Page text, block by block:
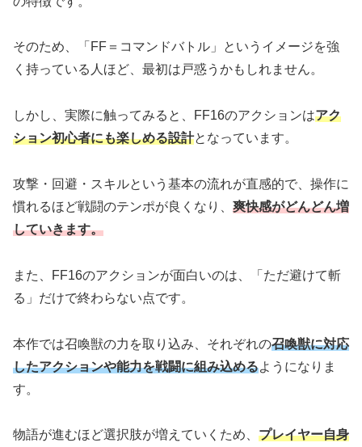
そのため、「FF＝コマンドバトル」というイメージを強
く持っている人ほど、最初は戸惑うかもしれません。
しかし、実際に触ってみると、FF16のアクションはアク
ション初心者にも楽しめる設計となっています。
攻撃・回避・スキルという基本の流れが直感的で、操作に
慣れるほど戦闘のテンポが良くなり、 爽快感がどんどん増
していきます。
また、FF16のアクションが面白いのは、「ただ避けて斬
る」だけで終わらない点です。
本作では召喚獣の力を取り込み、それぞれの召喚獣に対応
したアクションや能力を戦闘に組み込めるようになりま
す。
物語が進むほど選択肢が増えていくため、 プレイヤー自身